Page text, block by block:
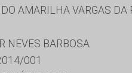
AMARILHA VARGAS
NEVES BARBOSA
001